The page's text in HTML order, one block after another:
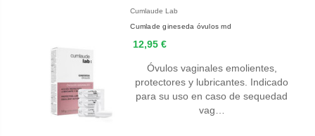
Cumlaude Lab
Cumlade gineseda óvulos md
12,95 €
Óvulos vaginales emolientes,
protectores y lubricantes. Indicado
para su uso en caso de sequedad
vag…